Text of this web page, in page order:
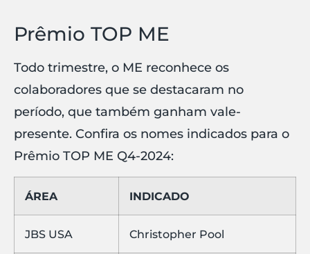
Prêmio TOP ME
Todo trimestre, o ME reconhece os
colaboradores que se destacaram no
período, que também ganham vale-
presente. Confira os nomes indicados para o
Prêmio TOP ME Q4-2024:
ÁREA INDICADO
JBS USA Christopher Pool